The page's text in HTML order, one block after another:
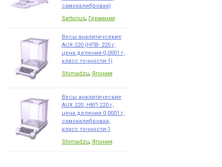
самокалибровка)
Sartorius, Германия
Весы аналитичсекие
AUX-220 (НПВ- 220 г,
цена деления-0,0001 г,
класс точности-1)
Shimadzu, Япония
Весы аналитические
AUX 220, НВП 220 г,
цена деления 0,0001 г,
самокалибровка,
класс точности-1
Shimadzu, Япония